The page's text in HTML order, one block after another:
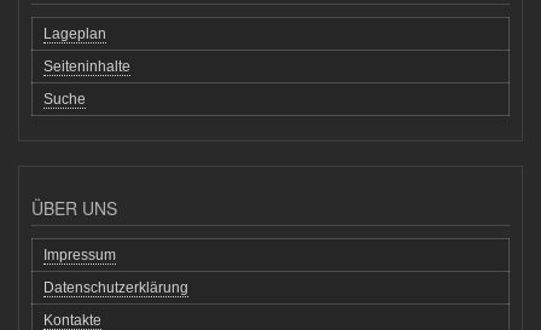
Lageplan
Seiteninhalte
Suche
ÜBER UNS
Impressum
Datenschutzerklärung
Kontakte